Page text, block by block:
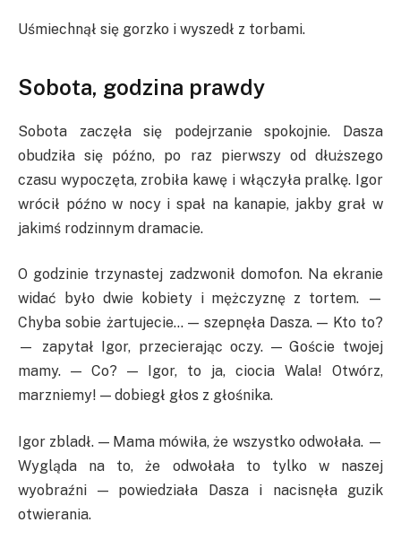
Uśmiechnął się gorzko i wyszedł z torbami.
Sobota, godzina prawdy
Sobota zaczęła się podejrzanie spokojnie. Dasza
obudziła się późno, po raz pierwszy od dłuższego
czasu wypoczęta, zrobiła kawę i włączyła pralkę. Igor
wrócił późno w nocy i spał na kanapie, jakby grał w
jakimś rodzinnym dramacie.
O godzinie trzynastej zadzwonił domofon. Na ekranie
widać było dwie kobiety i mężczyznę z tortem. —
Chyba sobie żartujecie… — szepnęła Dasza. — Kto to?
— zapytał Igor, przecierając oczy. — Goście twojej
mamy. — Co? — Igor, to ja, ciocia Wala! Otwórz,
marzniemy! — dobiegł głos z głośnika.
Igor zbladł. — Mama mówiła, że wszystko odwołała. —
Wygląda na to, że odwołała to tylko w naszej
wyobraźni — powiedziała Dasza i nacisnęła guzik
otwierania.